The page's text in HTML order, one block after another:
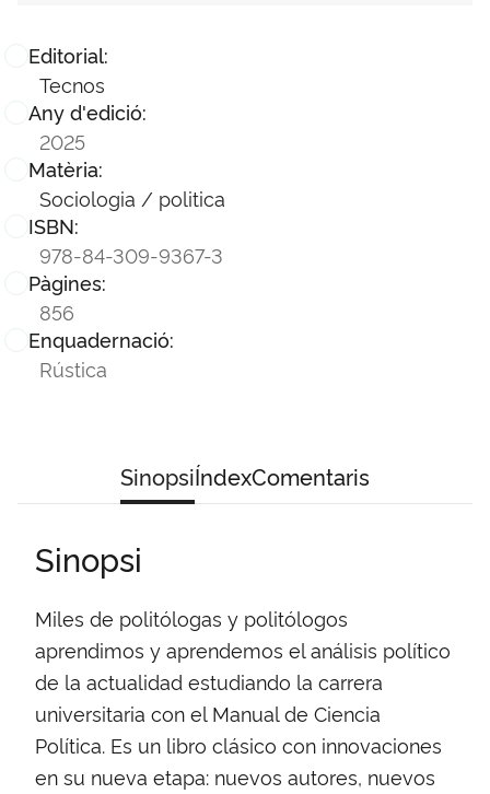
Editorial:
Tecnos
Any d'edició:
2025
Matèria:
Sociologia / politica
ISBN:
978-84-309-9367-3
Pàgines:
856
Enquadernació:
Rústica
SinopsiÍndexComentaris
Sinopsi
Miles de politólogas y politólogos
aprendimos y aprendemos el análisis político
de la actualidad estudiando la carrera
universitaria con el Manual de Ciencia
Política. Es un libro clásico con innovaciones
en su nueva etapa: nuevos autores, nuevos